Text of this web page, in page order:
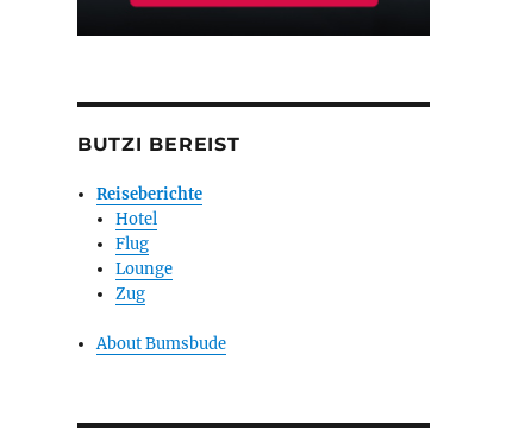
BUTZI BEREIST
Reiseberichte
Hotel
Flug
Lounge
Zug
About Bumsbude